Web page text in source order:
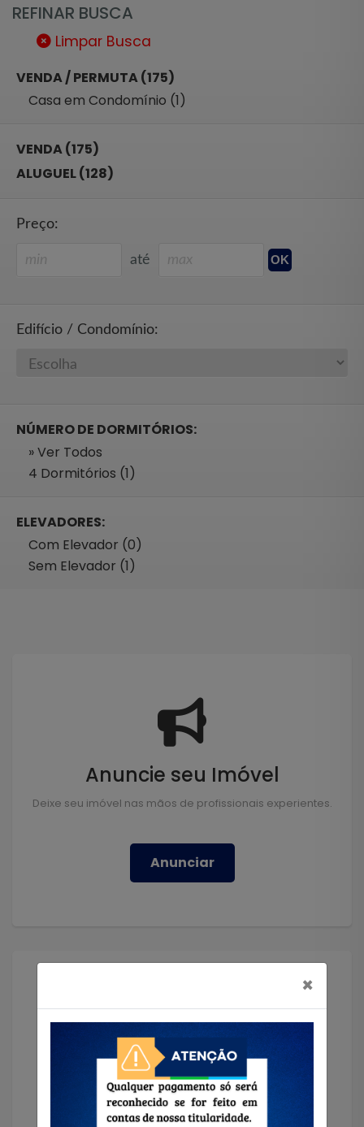
×
REFINAR BUSCA
Limpar Busca
VENDA / PERMUTA (175)
Casa em Condomínio (1)
VENDA (175)
ALUGUEL (128)
Preço:
até
Edifício / Condomínio:
NÚMERO DE DORMITÓRIOS:
» Ver Todos
4 Dormitórios (1)
ELEVADORES:
Com Elevador (0)
Sem Elevador (1)
Anuncie seu Imóvel
Deixe seu imóvel nas mãos de profissionais experientes.
Anunciar
Solicitar Imóvel
Encontramos o imóvel que você precisa!